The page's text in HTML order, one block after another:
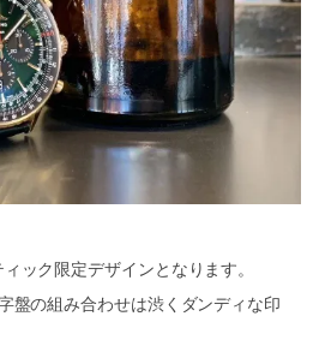
ック限定デザインとなります。
盤の組み合わせは渋くダンディな印